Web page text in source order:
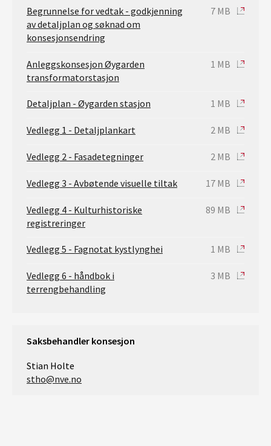
Begrunnelse for vedtak - godkjenning
av detaljplan og søknad om
konsesjonsendring
7 MB
Anleggskonsesjon Øygarden
transformatorstasjon
1 MB
Detaljplan - Øygarden stasjon 1 MB
Vedlegg 1 - Detaljplankart 2 MB
Vedlegg 2 - Fasadetegninger 2 MB
Vedlegg 3 - Avbøtende visuelle tiltak 17 MB
Vedlegg 4 - Kulturhistoriske
registreringer
89 MB
Vedlegg 5 - Fagnotat kystlynghei 1 MB
Vedlegg 6 - håndbok i
terrengbehandling
3 MB
Saksbehandler konsesjon
Stian Holte
stho@nve.no